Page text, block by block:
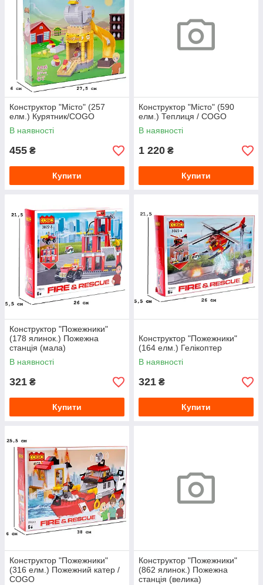
Конструктор "Місто" (257
елм.) Курятник/COGO
В наявності
455 ₴
Купити
Конструктор "Місто" (590
елм.) Теплиця / COGO
В наявності
1 220 ₴
Купити
Конструктор "Пожежники"
(178 ялинок.) Пожежна
станція (мала)
В наявності
321 ₴
Купити
Конструктор "Пожежники"
(164 елм.) Гелікоптер
В наявності
321 ₴
Купити
Конструктор "Пожежники"
(316 елм.) Пожежний катер /
COGO
Конструктор "Пожежники"
(862 ялинок.) Пожежна
станція (велика)